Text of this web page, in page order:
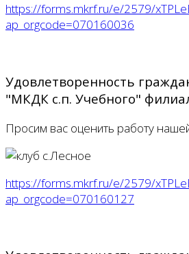
https://forms.mkrf.ru/e/2579/
ap_orgcode=070160036
Удовлетворенность
"МКДК с.п. Учебного"
Просим вас оценить работу
https://forms.mkrf.ru/e/2579/
ap_orgcode=070160127